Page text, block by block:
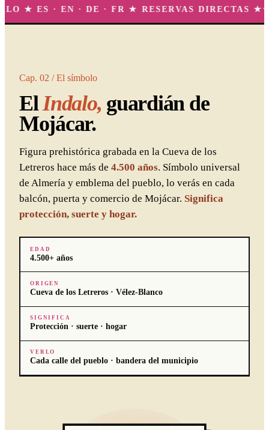
· DE · FR ★ RESERVAS DIRECTAS ★★ MOJÁCAR
Cap. 02 / El símbolo
ElIndalo, guardián de
Mojácar.
Figura prehistórica grabada en la Cueva de los
Letreros hace más de 4.500 años. Símbolo universal
de Almería y emblema del pueblo, lo verás en cada
balcón, puerta y comercio de Mojácar. Significa
protección, suerte y hogar.
EDAD
4.500+ años
ORIGEN
Cueva de los Letreros · Vélez-Blanco
SIGNIFICA
Protección · suerte · hogar
VERLO
Cada calle del pueblo · bandera del municipio